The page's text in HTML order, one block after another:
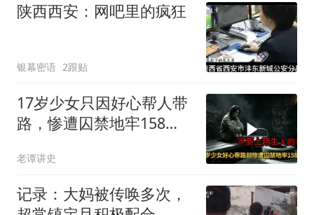
陕西西安：网吧里的疯狂
银幕密语 2跟贴
17岁少女只因好心帮人带
路，惨遭囚禁地牢158
老谭讲史
记录：大妈被传唤多次，